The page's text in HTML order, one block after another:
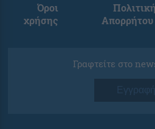
Όροι
χρήσης
Πολιτική
Απορρήτου
Γραφτείτε στο
Εγγραφή